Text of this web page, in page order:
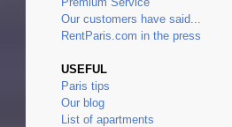
Our customers have said...
RentParis.com in the press
USEFUL
Paris tips
Our blog
List of apartments